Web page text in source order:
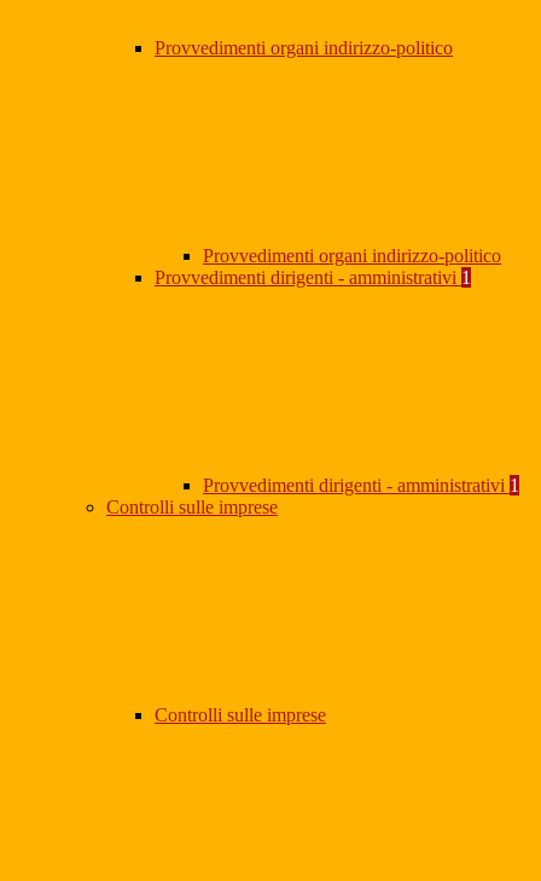
Provvedimenti organi indirizzo-politico
Provvedimenti organi indirizzo-politico
Provvedimenti dirigenti - amministrativi 1
Provvedimenti dirigenti - amministrativi 1
Controlli sulle imprese
Controlli sulle imprese